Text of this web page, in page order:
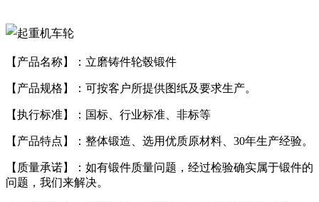
【产品名称】：立磨铸件轮毂锻件
【产品规格】：可按客户所提供图纸及要求生产。
【执行标准】：国标、行业标准、非标等
【产品特点】：整体锻造、选用优质原材料、30年生产经验。
【质量承诺】：如有锻件质量问题，经过检验确实属于锻件的
问题，我们来解决。